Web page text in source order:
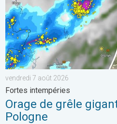
vendredi 7 août 2026
Fortes intempéries
Orage de grêle
Pologne